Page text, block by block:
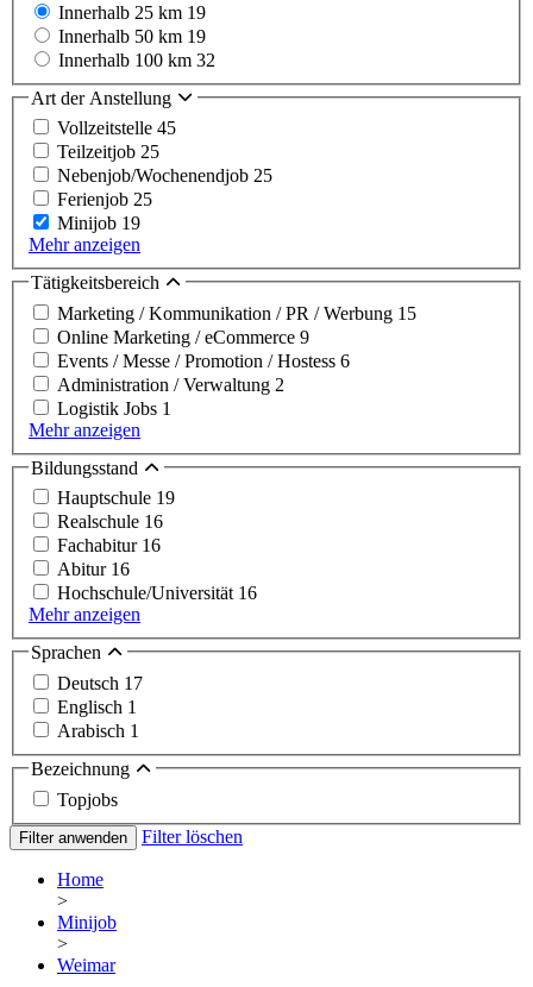
Innerhalb 25 km 19
Innerhalb 50 km 19
Innerhalb 100 km 32
Art der Anstellung
Vollzeitstelle 45
Teilzeitjob 25
Nebenjob/Wochenendjob 25
Ferienjob 25
Minijob 19
Mehr anzeigen
Tätigkeitsbereich
Marketing / Kommunikation / PR / Werbung 15
Online Marketing / eCommerce 9
Events / Messe / Promotion / Hostess 6
Administration / Verwaltung 2
Logistik Jobs 1
Mehr anzeigen
Bildungsstand
Hauptschule 19
Realschule 16
Fachabitur 16
Abitur 16
Hochschule/Universität 16
Mehr anzeigen
Sprachen
Deutsch 17
Englisch 1
Arabisch 1
Bezeichnung
Topjobs
Filter anwenden Filter löschen
Home
>
Minijob
>
Weimar